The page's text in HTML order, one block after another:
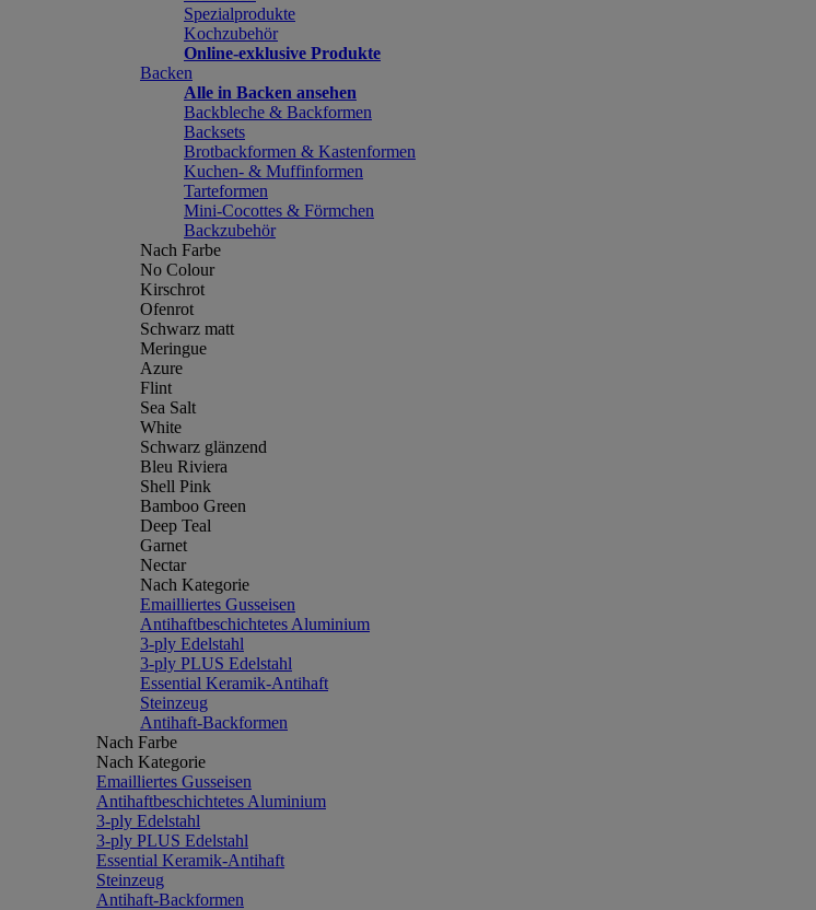
Spezialprodukte
Kochzubehör
Online-exklusive Produkte
Backen
Alle in Backen ansehen
Backbleche & Backformen
Backsets
Brotbackformen & Kastenformen
Kuchen- & Muffinformen
Tarteformen
Mini-Cocottes & Förmchen
Backzubehör
Nach Farbe
No Colour
Kirschrot
Ofenrot
Schwarz matt
Meringue
Azure
Flint
Sea Salt
White
Schwarz glänzend
Bleu Riviera
Shell Pink
Bamboo Green
Deep Teal
Garnet
Nectar
Nach Kategorie
Emailliertes Gusseisen
Antihaftbeschichtetes Aluminium
3-ply Edelstahl
3-ply PLUS Edelstahl
Essential Keramik-Antihaft
Steinzeug
Antihaft-Backformen
Nach Farbe
Nach Kategorie
Emailliertes Gusseisen
Antihaftbeschichtetes Aluminium
3-ply Edelstahl
3-ply PLUS Edelstahl
Essential Keramik-Antihaft
Steinzeug
Antihaft-Backformen